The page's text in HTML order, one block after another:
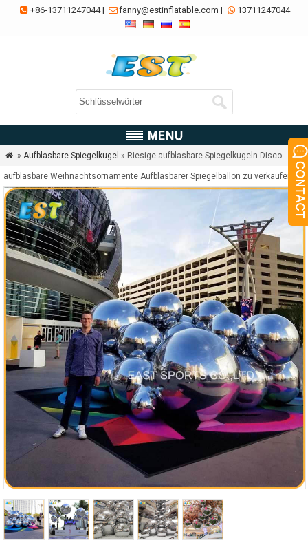
 +86-13711247044| fanny@estinflatable.com |  13711247044
 » Aufblasbare Spiegelkugel » Riesige aufblasbare Spiegelkugeln Disco
aufblasbare Weihnachtsornamente Aufblasbarer Spiegelballon zu verkaufen